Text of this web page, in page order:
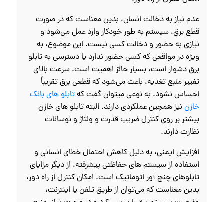
عدم نیاز به دخالت انسان، بدین معناست که در صورت
قطع برق، سیستم به طور خودکار وارد عمل می‌شود و
نیازی به حضور و دخالت کسی نیست. این موضوع، به
ویژه در مواقعی که کسی حضور ندارد یا دسترسی به تابلو
برق دشوار است، بسیار حائز اهمیت است. سرعت بالای
تغییر منبع تغذیه، باعث می‌شود که قطعی برق تقریباً
احساس نشود. به نوعی میتوان گفت کهتابلو های بانک
خازن نیز همچین عملکردی دارند. البته تابلو های خازن
بیشتر بر روی کنترل ضریب قدرت و ولتاژ و نوسانات
نظارت دارند.
افزایش ایمنی، به دلیل کاهش احتمال خطای انسانی و
استفاده از سیستم‌ های حفاظتی پیشرفته، از دیگر مزایای
تابلوهای چنج آور اتوماتیک است. امکان کنترل از راه دور،
بدین معناست که می‌توان از طریق تلفن یا اینترنت،